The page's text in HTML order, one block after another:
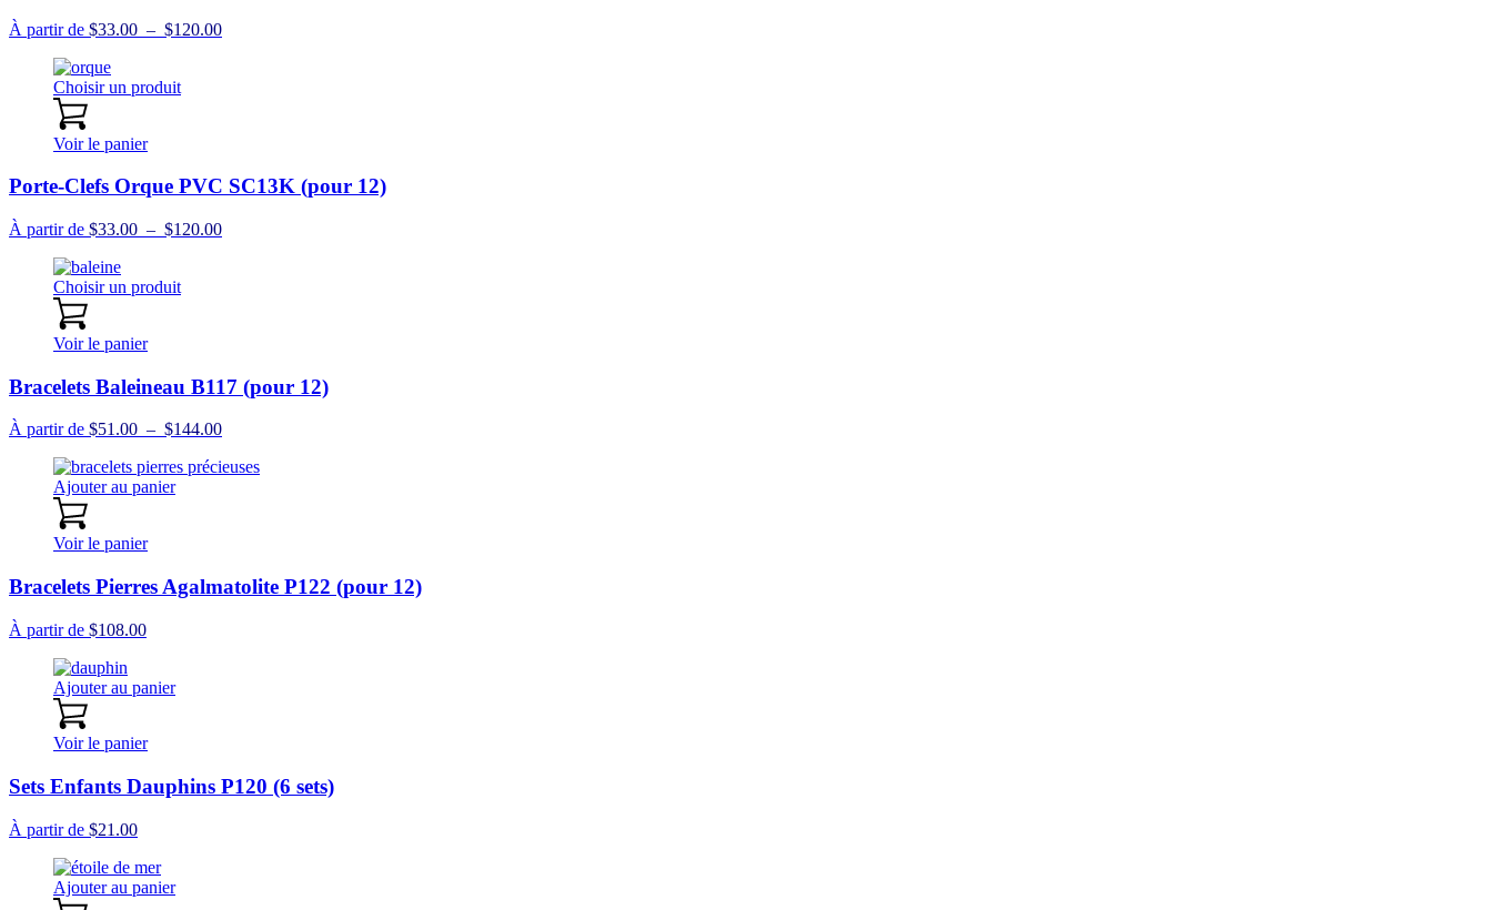
À partir de $33.00 – $120.00Plage
Choisir un produit
Voir le panier
Porte-Clefs Orque PVC SC13K (pour 12)
À partir de $33.00 – $120.00Plage
Choisir un produit
Voir le panier
Bracelets Baleineau B117 (pour 12)
À partir de $51.00 – $144.00Plage
prix :
Ajouter au panier
Voir le panier
Bracelets Pierres Agalmatolite P122 (pour 12)
À partir de $108.00
Ajouter au panier
Voir le panier
Sets Enfants Dauphins P120 (6 sets)
À partir de $21.00
Ajouter au panier